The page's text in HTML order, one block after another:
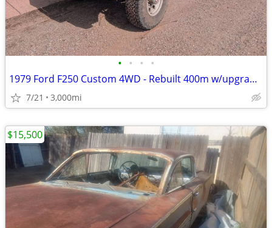
• • • •
1979 Ford F250 Custom 4WD - Rebuilt 400m w/upgrades
7/21 3,000mi
$15,500